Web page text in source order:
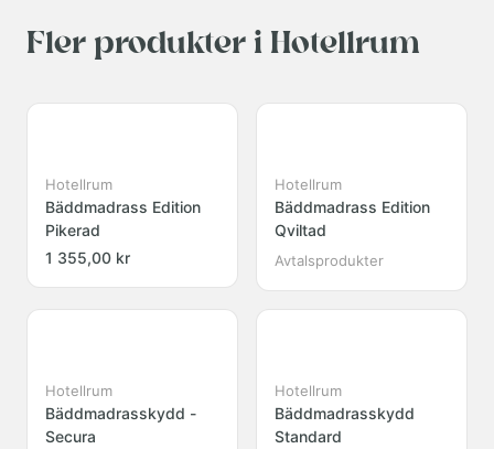
Fler produkter i Hotellrum
Hotellrum
Bäddmadrass Edition
Pikerad
1 355,00 kr
Hotellrum
Bäddmadrass Edition
Qviltad
Avtalsprodukter
Hotellrum
Bäddmadrasskydd -
Secura
Hotellrum
Bäddmadrasskydd
Standard